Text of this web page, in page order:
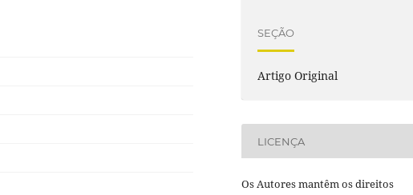
SEÇÃO
Artigo Original
LICENÇA
Os Autores mantêm os direitos